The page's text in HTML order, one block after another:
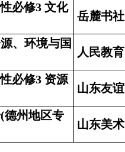
必修3 文化
岳麓书社
、环境与国
人民教育
必修3 资源
山东友谊
德州地区专
山东美术